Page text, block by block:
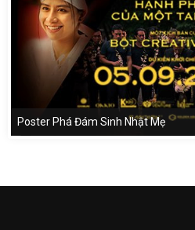
Poster Phá Đám Sinh Nhật Mẹ